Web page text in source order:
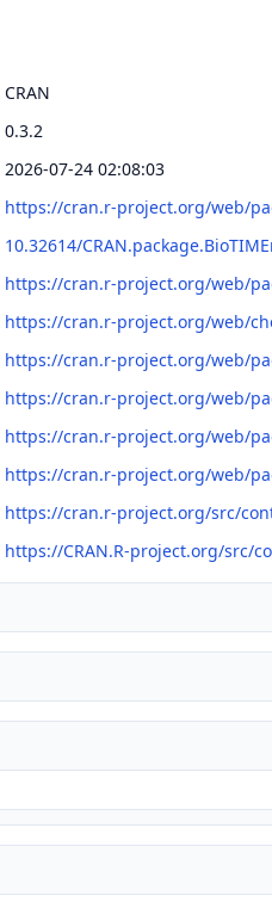
CRAN
0.3.2
2026-07-24 02:08:03
https://cran.r-project.org/web/
10.32614/
https://cran.r-project.org/web/
https://cran.r-project.org/web/
https://cran.r-project.org/web/
https://cran.r-project.org/web/
https://cran.r-project.org/web/
https://cran.r-project.org/web/
https://cran.r-project.org/src/
https://CRAN.R-project.org/src/